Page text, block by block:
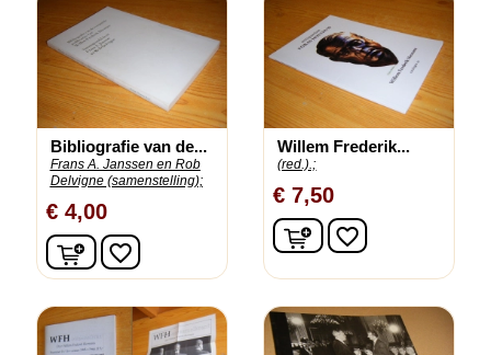
Bibliografie van de...
Frans A. Janssen en Rob
Delvigne (samenstelling);
€ 4,00
In winkelwagen
favorite_border
Willem Frederik...
(red.).;
€ 7,50
In winkelwagen
favorite_border